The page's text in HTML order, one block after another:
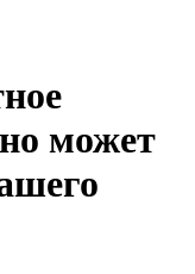
может